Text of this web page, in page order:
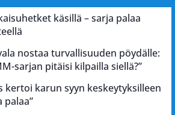
käsillä – sarja palaa
nostaa turvallisuuden pöydälle:
sarjan pitäisi kilpailla siellä?”
kertoi karun syyn keskeytyksilleen
palaa”